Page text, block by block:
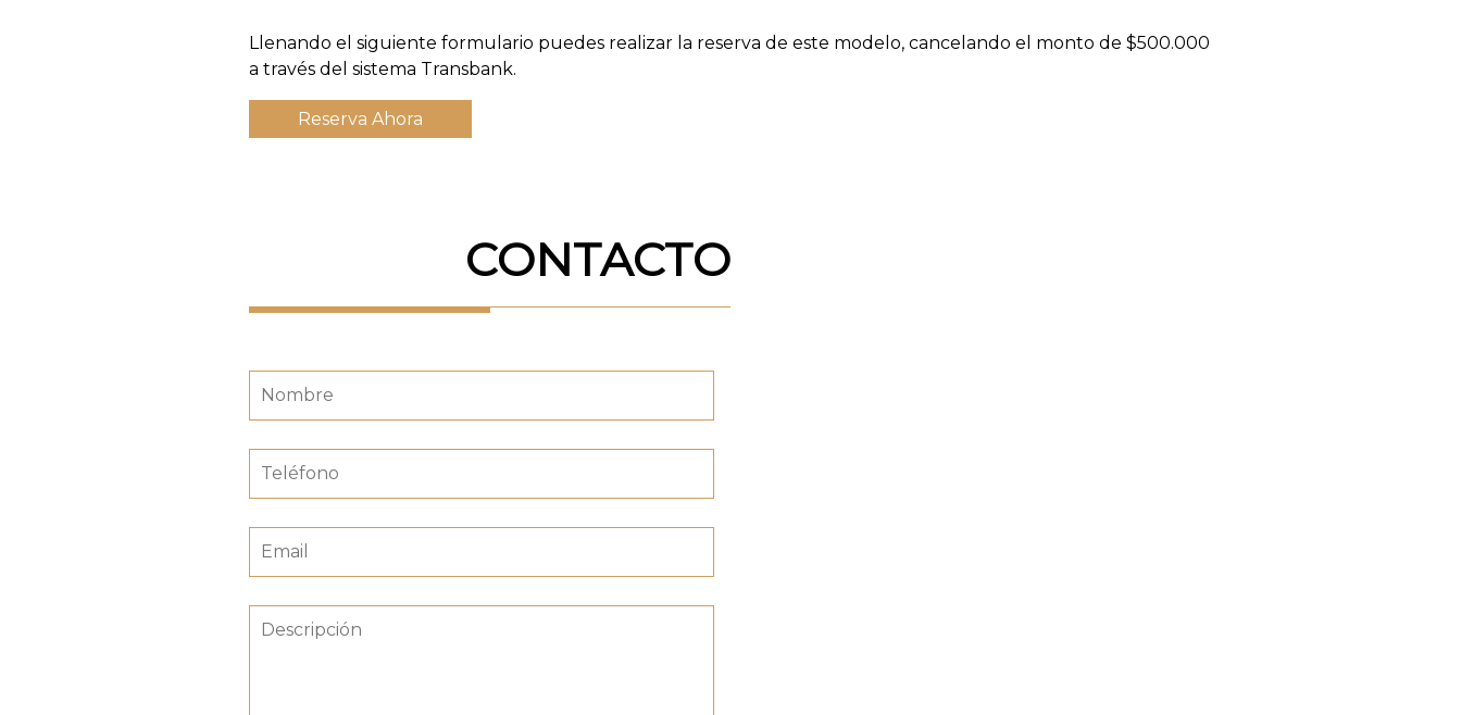
Llenando el siguiente formulario puedes realizar la reserva de este modelo, cancelando el monto de $500.000
a través del sistema Transbank.
Reserva Ahora
CONTACTO